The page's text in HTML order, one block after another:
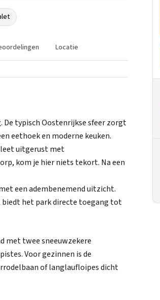
Locatie
typisch Oostenrijkse sfeer zorgt
eethoek en moderne keuken.
uitgerust met
kom je hier niets tekort. Na een
een adembenemend uitzicht.
biedt het park directe toegang tot
met twee sneeuwzekere
Voor gezinnen is de
of langlaufloipes dicht